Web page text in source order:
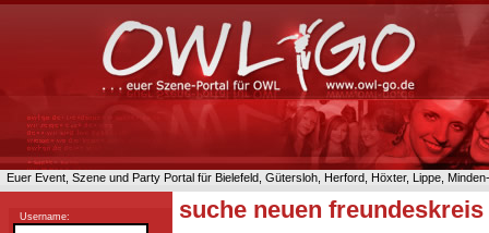
Euer Event, Szene und Party Portal für Bielefeld, Gütersloh, Herford, Höxter, Lippe,
Username: suche neuen freundeskreis